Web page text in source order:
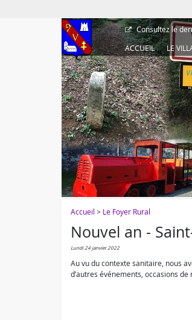
Consultez le
ACCUEIL
LE
Accueil > Le Foyer Rural
Nouvel an -
lundi 24 janvier 2022
Au vu du contexte sanitaire, nous
d’autres événements, occasions de